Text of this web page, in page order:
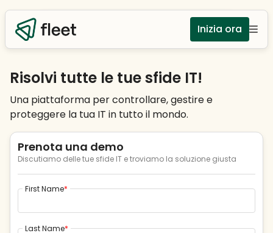
Inizia ora
Risolvi tutte le tue sfide IT!
Una piattaforma per controllare, gestire e
proteggere la tua IT in tutto il mondo.
Prenota una demo
Discutiamo delle tue sfide IT e troviamo la soluzione giusta
First Name*
Last Name*